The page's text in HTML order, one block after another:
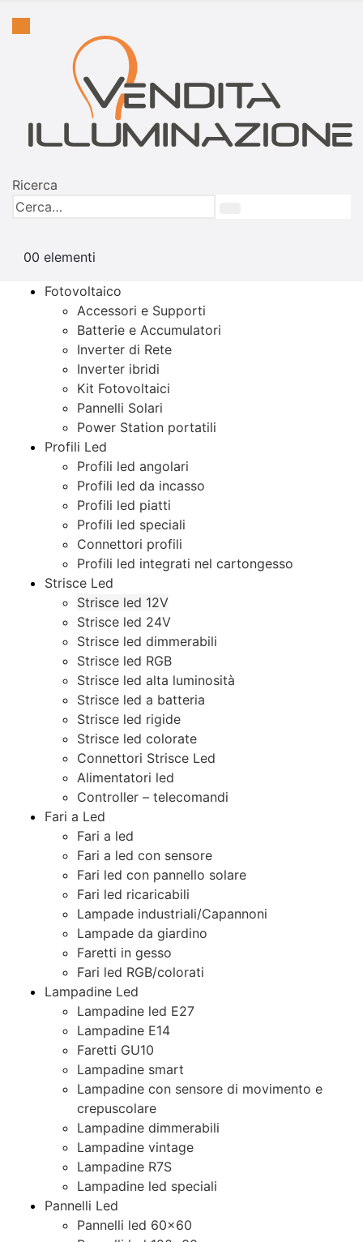
Ricerca
00 elementi
Fotovoltaico
Accessori e Supporti
Batterie e Accumulatori
Inverter di Rete
Inverter ibridi
Kit Fotovoltaici
Pannelli Solari
Power Station portatili
Profili Led
Profili led angolari
Profili led da incasso
Profili led piatti
Profili led speciali
Connettori profili
Profili led integrati nel cartongesso
Strisce Led
Strisce led 12V
Strisce led 24V
Strisce led dimmerabili
Strisce led RGB
Strisce led alta luminosità
Strisce led a batteria
Strisce led rigide
Strisce led colorate
Connettori Strisce Led
Alimentatori led
Controller – telecomandi
Fari a Led
Fari a led
Fari a led con sensore
Fari led con pannello solare
Fari led ricaricabili
Lampade industriali/Capannoni
Lampade da giardino
Faretti in gesso
Fari led RGB/colorati
Lampadine Led
Lampadine led E27
Lampadine E14
Faretti GU10
Lampadine smart
Lampadine con sensore di movimento e
crepuscolare
Lampadine dimmerabili
Lampadine vintage
Lampadine R7S
Lampadine led speciali
Pannelli Led
Pannelli led 60×60